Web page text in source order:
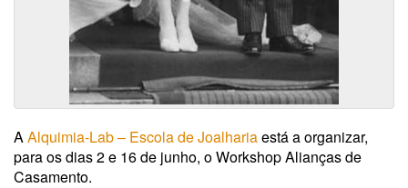
AAlquimia-Lab – Escola de Joalhariaestá a organizar,
para os dias 2 e 16 de junho, o Workshop Alianças de
Casamento.